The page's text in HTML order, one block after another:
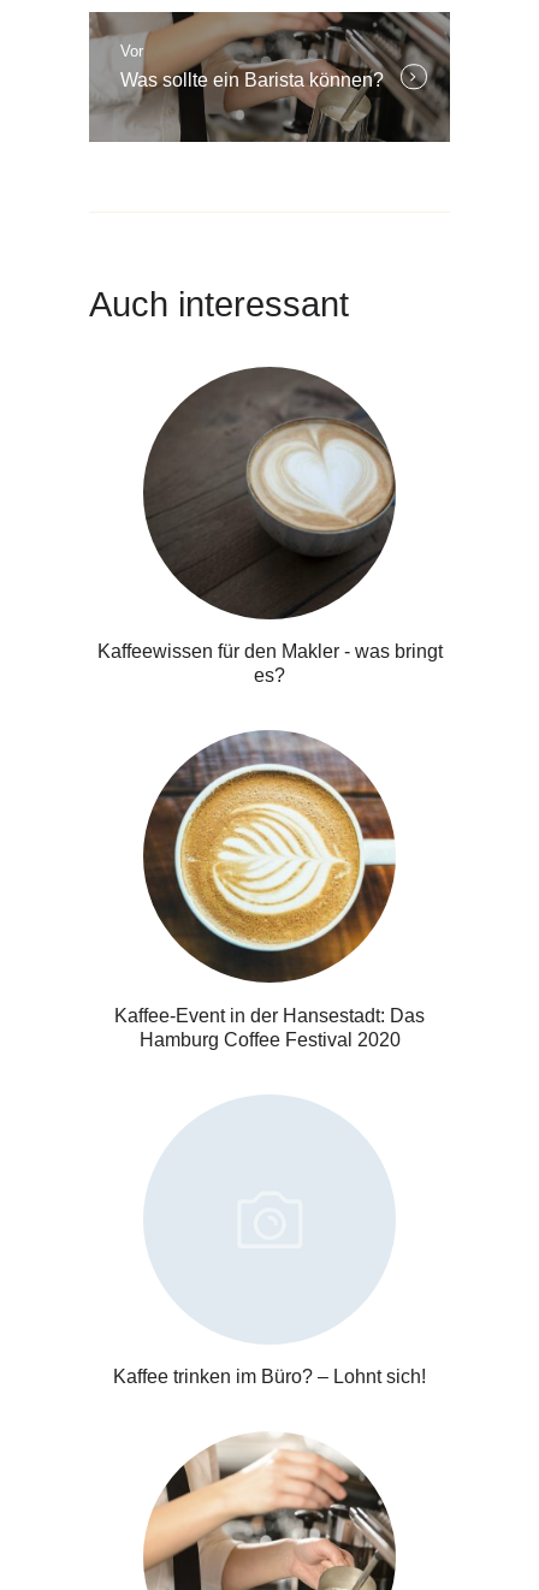
VorWeitere
Beiträge:
Was sollte ein Barista können?
Auch interessant
Kaffeewissen für den Makler - was bringt
es?
Kaffee-Event in der Hansestadt: Das
Hamburg Coffee Festival 2020
Kaffee trinken im Büro? – Lohnt sich!